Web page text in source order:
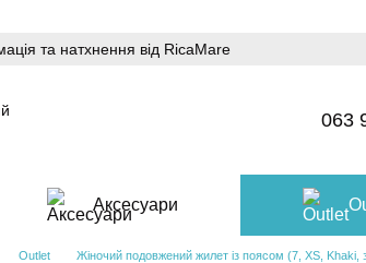
та натхнення від RicaMare
063
Аксесуари
Outlet Жіночий подовжений жилет із поясом (7, XS, Khaki,